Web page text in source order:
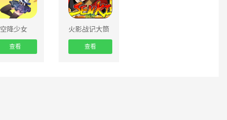
空降少女
查看
火影战记大筒
查看